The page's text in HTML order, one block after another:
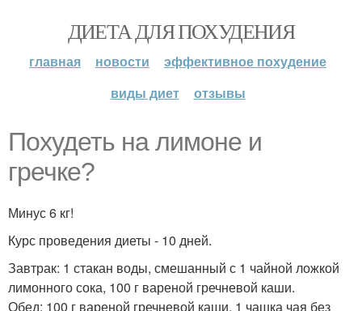
ДИЕТА ДЛЯ ПОХУДЕНИЯ
главная новости
эффективное похудение
виды диет
отзывы
Похудеть на лимоне и
гречке?
Минус 6 кг!
Курс проведения диеты - 10 дней.
Завтрак: 1 стакан воды, смешанный с 1 чайной ложкой
лимонного сока, 100 г вареной гречневой каши.
Обед: 100 г вареной гречневой каши, 1 чашка чая без